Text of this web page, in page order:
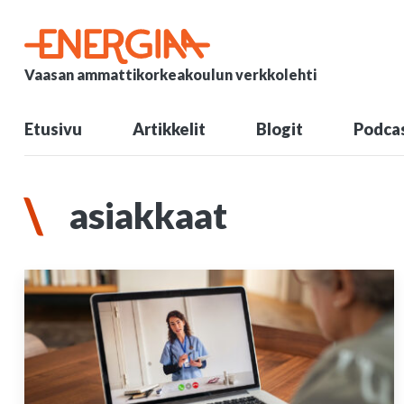
Vaasan ammattikorkeakoulun verkkolehti
Etusivu Artikkelit Blogit
asiakkaat